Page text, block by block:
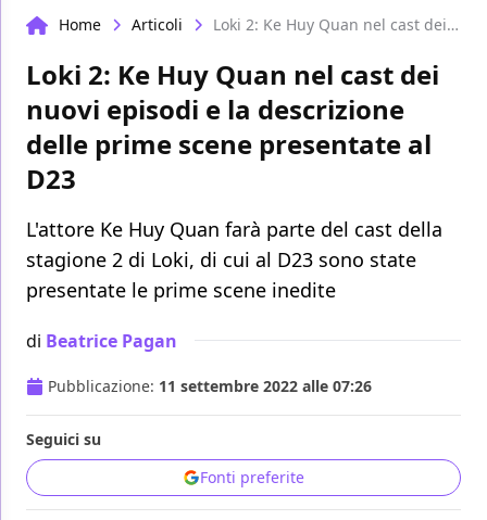
Home Articoli Loki 2: Ke Huy Quan nel cast dei nuovi episodi e la descrizione delle prime scene presentate al D23
Loki 2: Ke Huy Quan nel cast dei
nuovi episodi e la descrizione
delle prime scene presentate al
D23
L'attore Ke Huy Quan farà parte del cast della
stagione 2 di Loki, di cui al D23 sono state
presentate le prime scene inedite
di Beatrice Pagan
Pubblicazione: 11 settembre 2022 alle 07:26
Seguici su
Fonti preferite